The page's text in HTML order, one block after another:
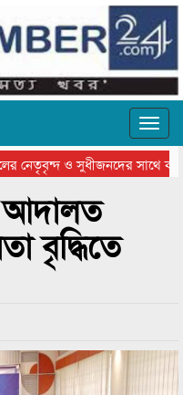
নেতৃবৃন্দ ও সুধীজনদের সাথে
গ্রুপ থিয়েটার ফেডারেশানের
আদালত
বৃদ্ধিতে